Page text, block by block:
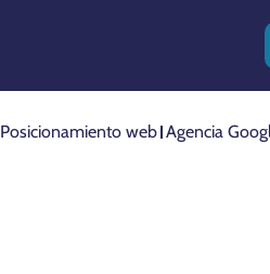
Posicionamiento web Agencia